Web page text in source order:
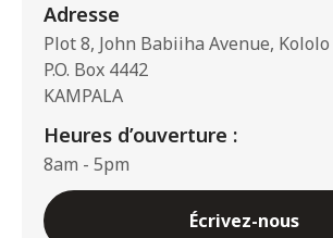
Adresse
Plot 8, John Babiiha Avenue, Kololo
P.O. Box 4442
KAMPALA
Heures d’ouverture :
8am - 5pm
Écrivez-nous